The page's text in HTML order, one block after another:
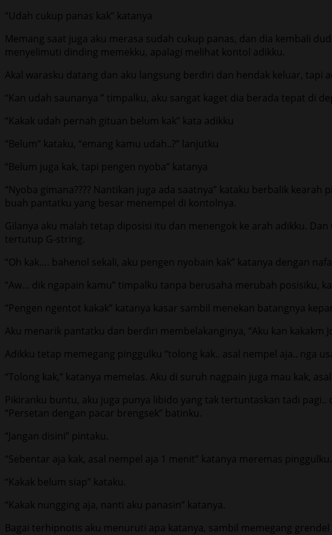
“Udah cukup panas kak” katanya
Memang saat juga aku merasa sudah cukup panas, dan dia kembali
menyelimuti dinding memekku, apalagi melihat kontol adikku.
Akal warasku datang dan aku langsung berdiri dan hendak keluar, tapi
“Kan udah saunanya ” timpalku, aku sangat kaget dia berada tepat di
“Kakak udah pernah gituan belum kak” kata adikku
“Belum” kataku, “emang kamu udah..?” lanjutku
“Belum juga kak, tapi pengen nyoba” katanya
“Nyoba gimana???? Nantikan juga ada saatnya” kataku berbalik
buah pantatku yang besar menempel di kontolnya.
Gilanya aku malah tetap diposisi itu dan menengok ke arah adikku.
tertutup G-string.
“Oh kak…. bahenol sekali, aku pengen nyobain kak” katanya dengan
“Aw… dik ngapain kamu” timpalku tanpa berusaha merubah posisiku,
“Pengen ngentot kakak” katanya kasar sambil menekan batangnya
Aku menarik pantatku dan berdiri membelakanginya, “Aku kan kakakm
Adikku tetap memegang pinggulku “tolong kak.. asal nempel aja.. nga
“Tolong kak,” katanya memelas. Aku di suruh nagpain juga mau kak,
Pikiranku buntu, aku juga punya libido yang tak tertuntaskan tadi
“Persetan dengan pacar brengsek” batinku.
“Jangan disini” pintaku.
“Sebentar aja kak, asal nempel aja 1 menit” katanya meremas pinggulku.
“Kakak belum siap” kataku.
“Kakak nungging aja, nanti aku panasin” katanya.
Bagai terhipnotis aku menuruti apa katanya, sambil memegang